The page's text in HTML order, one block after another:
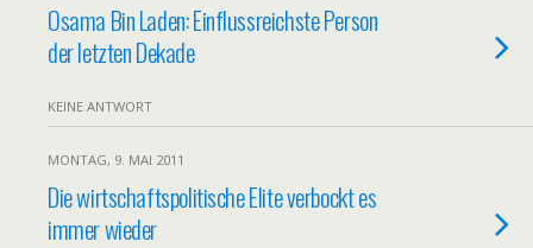
Osama Bin Laden: Einflussreichste Person
der letzten Dekade
KEINE ANTWORT
MONTAG, 9. MAI 2011
Die wirtschaftspolitische Elite verbockt es
immer wieder